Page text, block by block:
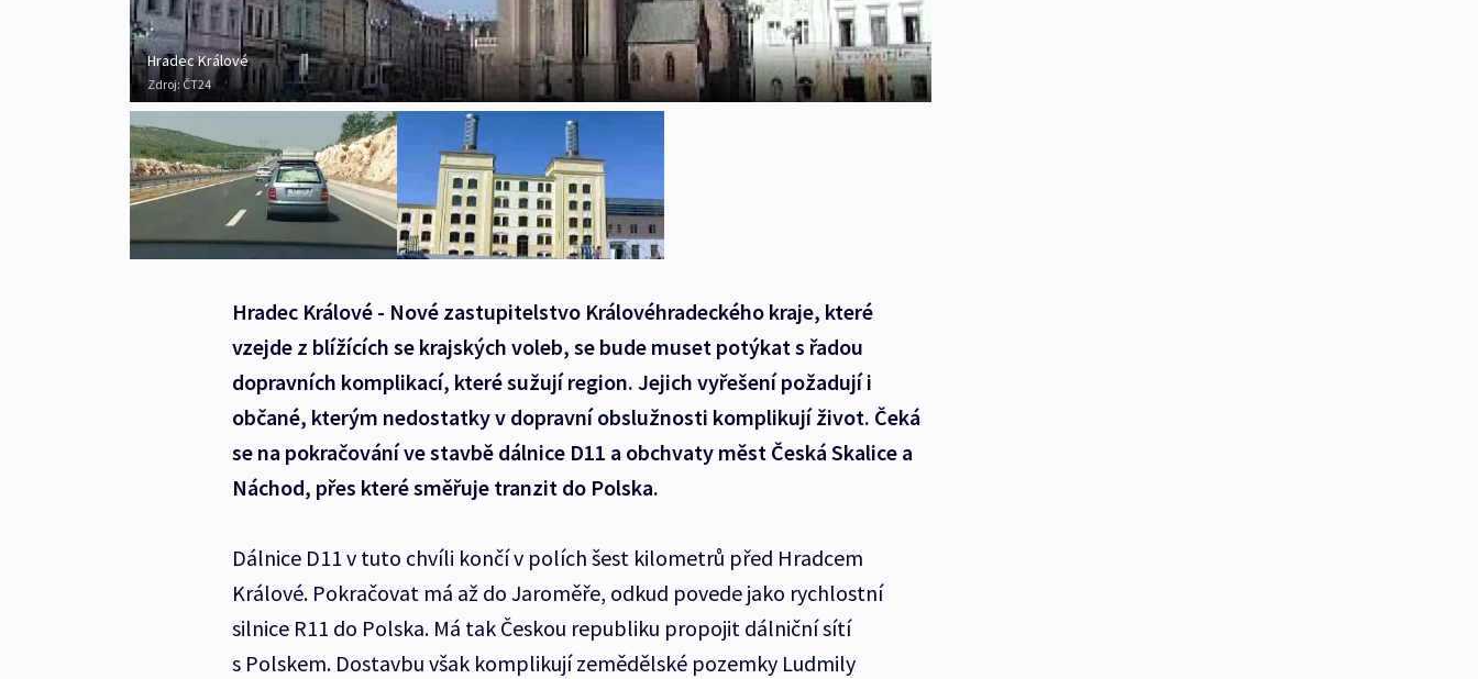
Hradec Králové
Zdroj:ČT24
Hradec Králové - Nové zastupitelstvo Královéhradeckého kraje, které
vzejde z blížících se krajských voleb, se bude muset potýkat s řadou
dopravních komplikací, které sužují region. Jejich vyřešení požadují i
občané, kterým nedostatky v dopravní obslužnosti komplikují život. Čeká
se na pokračování ve stavbě dálnice D11 a obchvaty měst Česká Skalice a
Náchod, přes které směřuje tranzit do Polska.
Dálnice D11 v tuto chvíli končí v polích šest kilometrů před Hradcem
Králové. Pokračovat má až do Jaroměře, odkud povede jako rychlostní
silnice R11 do Polska. Má tak Českou republiku propojit dálniční sítí
s Polskem. Dostavbu však komplikují zemědělské pozemky Ludmily